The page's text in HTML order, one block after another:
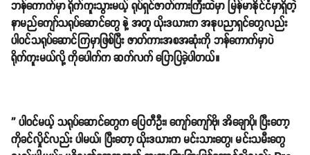
Entertainment က ရိုက်ကူးမယ့် ရုပ်ရှင်ဇာတ်ကား ကြီး အတွက် ပြင်ဆင်မှု
တွေ လုပ်ဆောင်နေပြီဖြစ်ပါတယ်။ ဒီဇာတ်ကားကိုတော့ ထိုင်းနိုင်ငံ ဘန်ကောက်
မြို့မှာ ရက် ၂၀ ကြာအောင် သွားရောက် ရိုက်ကူးမယ် လို့ ကြွေ ရုပ်ရှင်အထူး
ပြသပွဲကိုတက်ရောက်ရင်း Duwun Media ရဲ့ အင်တာဗျူးမှာဖြေဆိုခဲ့တာပါ။
ပြင်ဆင်နေပါတယ်။ ဇာတ်ကားနာမည်ကိုတော့ ကျွန်တော်စိတ်ကြိုက်မရွေးရ
သေးတဲ့အတွက် သေချာတော့ Confim မဖြစ်သေးပါဘူး'' လို့ ဆိုပါတယ်။